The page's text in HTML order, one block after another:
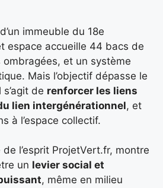
immeuble du 18e
espace accueille 44 bacs de
et un système
Mais l’objectif dépasse le
de renforcer les liens
lien intergénérationnel, et
à l’espace collectif.
de l’esprit ProjetVert.fr, montre
un levier social et
, même en milieu